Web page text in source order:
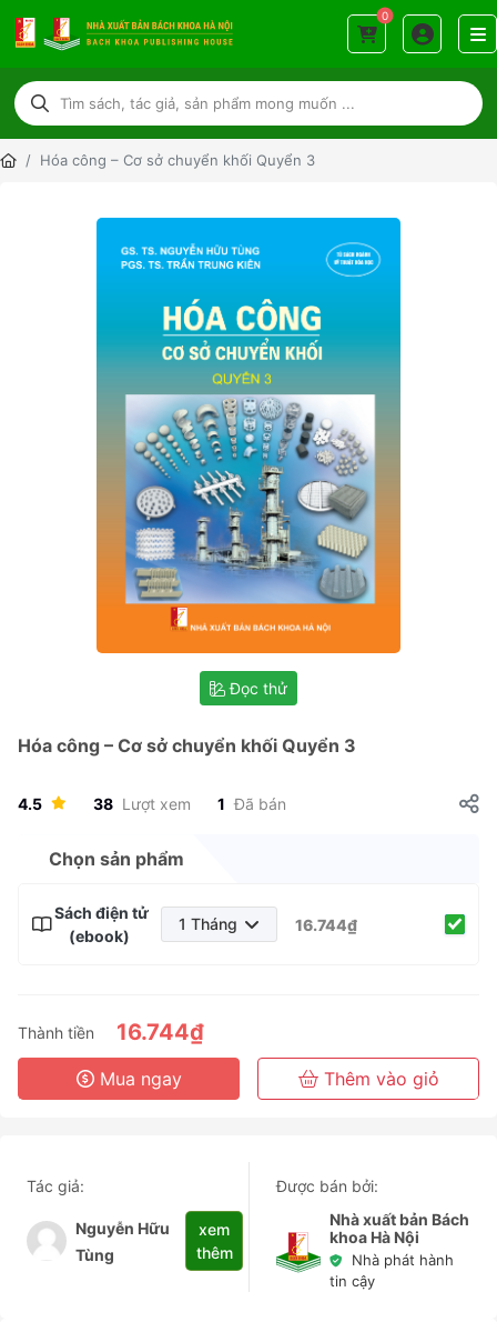
0
Hóa công – Cơ sở chuyển khối Quyển 3
Đọc thử
Hóa công – Cơ sở chuyển khối Quyển 3
4.5 38 Lượt xem 1 Đã bán
Chọn sản phẩm
Sách điện tử
(ebook)
1 Tháng
6 Tháng
3 Năm
16.744₫
Thành tiền 16.744₫
Mua ngay Thêm vào giỏ
Tác giả:
Nguyễn Hữu
Tùng
xem
thêm
Được bán bởi:
Nhà xuất bản Bách
khoa Hà Nội
Nhà phát hành
tin cậy